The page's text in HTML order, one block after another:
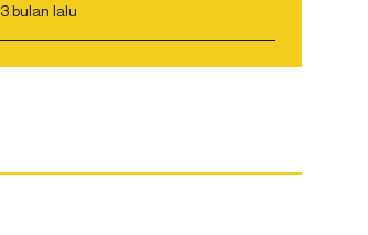
3 bulan lalu